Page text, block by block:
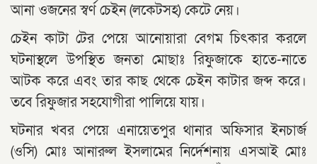
আনা ওজনের স্বর্ণ চেইন (লকেটসহ) কেটে নেয়।
চেইন কাটা টের পেয়ে আনোয়ারা বেগম চিৎকার করলে
ঘটনাস্থলে উপস্থিত জনতা মোছাঃ রিফুজাকে হাতে-নাতে
আটক করে এবং তার কাছ থেকে চেইন কাটার জব্দ করে।
তবে রিফুজার সহযোগীরা পালিয়ে যায়।
ঘটনার খবর পেয়ে এনায়েতপুর থানার অফিসার ইনচার্জ
(ওসি) মোঃ আনারুল ইসলামের নির্দেশনায় এসআই মোঃ